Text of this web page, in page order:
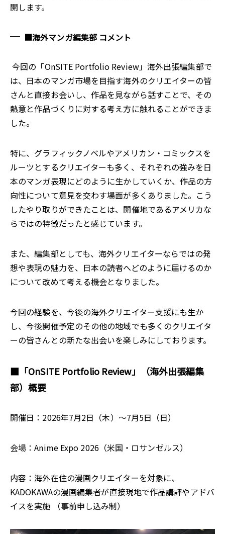
開します。
■海外マンガ編集部 コメント
今回の「OnSITE Portfolio Review」海外出張編集部で
は、日本のマンガ市場を目指す海外のクリエイターの皆
さんと直接お会いし、作品を見ながら話すことで、その
熱意と作品づくりに対する考え方に触れることができま
した。
特に、グラフィックノベルやアメリカン・コミックスを
ルーツとするクリエイターも多く、それぞれの強みを日
本のマンガ表現にどのように生かしていくか、作品の方
向性について意見を交わす場面が多くありました。こう
したやり取りができたことは、開催地であるアメリカな
らではの特徴だったと感じています。
また、編集部としても、海外クリエイターならではの発
想や表現の魅力を、日本の読者へどのように届けるのか
について改めて考える機会となりました。
今回の経験を、今後の海外クリエイター支援にも生か
し、今後開催予定のその他の地域でも多くのクリエイタ
ーの皆さんとの新たな出会いを楽しみにしております。
■「OnSITE Portfolio Review」（海外出張編集
部）概要
開催日：2026年7月2日（木）～7月5日（日）
会場：Anime Expo 2026（米国・ロサンゼルス）
内容：海外在住の漫画クリエイターを対象に、
KADOKAWAの漫画編集者が直接現地で作品講評やアドバ
イスを実施 （事前申し込み制）